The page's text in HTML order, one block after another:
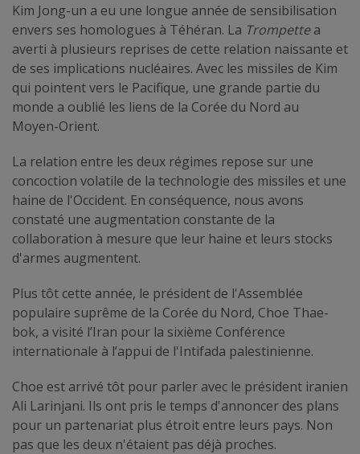
Kim Jong-un a eu une longue année de sensibilisation
envers ses homologues à Téhéran. La Trompettea
averti à plusieurs reprises de cette relation naissante et
de ses implications nucléaires. Avec les missiles de Kim
qui pointent vers le Pacifique, une grande partie du
monde a oublié les liens de la Corée du Nord au
Moyen-Orient.
La relation entre les deux régimes repose sur une
concoction volatile de la technologie des missiles et une
haine de l'Occident. En conséquence, nous avons
constaté une augmentation constante de la
collaboration à mesure que leur haine et leurs stocks
d'armes augmentent.
Plus tôt cette année, le président de l'Assemblée
populaire suprême de la Corée du Nord, Choe Thae-
bok, a visité l’Iran pour la sixième Conférence
internationale à l’appui de l'Intifada palestinienne.
Choe est arrivé tôt pour parler avec le président iranien
Ali Larinjani. Ils ont pris le temps d'annoncer des plans
pour un partenariat plus étroit entre leurs pays. Non
pas que les deux n'étaient pas déjà proches.